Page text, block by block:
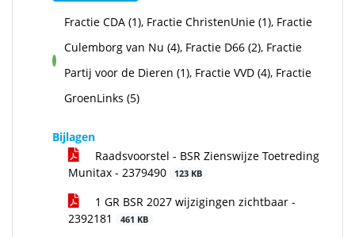
voor
Fractie CDA (1), Fractie ChristenUnie (1), Fractie
Culemborg van Nu (4), Fractie D66 (2), Fractie
Partij voor de Dieren (1), Fractie VVD (4), Fractie
GroenLinks (5)
Bijlagen
Raadsvoorstel - BSR Zienswijze Toetreding
Munitax - 2379490
123 KB
1 GR BSR 2027 wijzigingen zichtbaar -
2392181
461 KB